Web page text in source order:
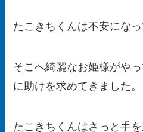
たこきちくんは不安になっ
そこへ綺麗なお姫様がや
に助けを求めてきました。
たこきちくんはさっと手